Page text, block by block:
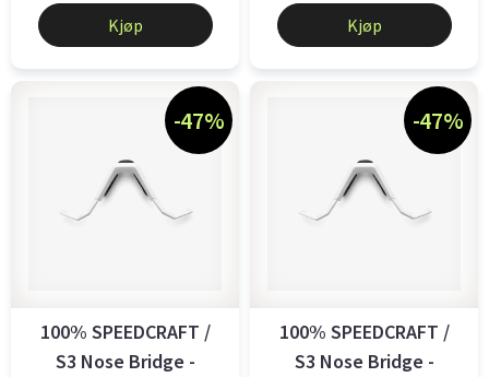
Kjøp Kjøp
-47%
100% SPEEDCRAFT /
S3 Nose Bridge -
-47%
100% SPEEDCRAFT /
S3 Nose Bridge -